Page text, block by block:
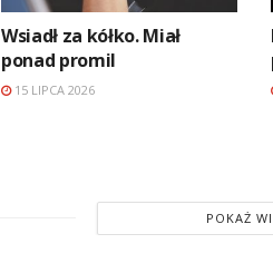
Wsiadł za kółko. Miał
ponad promil
15 LIPCA 2026
POKAŻ